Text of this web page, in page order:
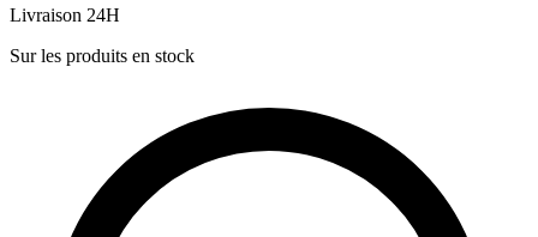
Livraison 24H
Sur les produits en stock